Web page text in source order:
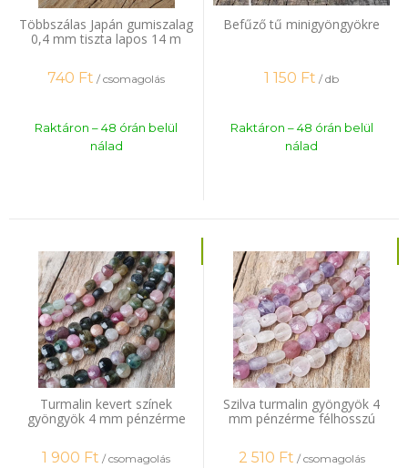
Többszálas Japán gumiszalag
0,4 mm tiszta lapos 14 m
740 Ft / csomagolás
Raktáron – 48 órán belül
nálad
Befűző tű minigyöngyökre
1 150 Ft / db
Raktáron – 48 órán belül
nálad
Turmalin kevert színek
gyöngyök 4 mm pénzérme
félhosszú zsinór
1 900 Ft / csomagolás
Szilva turmalin gyöngyök 4
mm pénzérme félhosszú
2 510 Ft / csomagolás